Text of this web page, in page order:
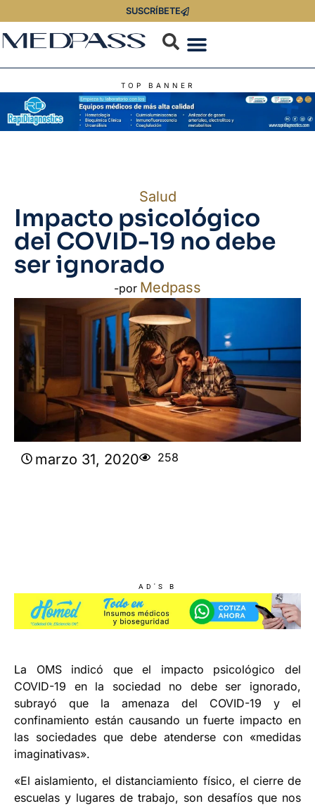
SUSCRÍBETE
TOP BANNER
Salud
Impacto psicológico
del COVID-19 no debe
ser ignorado
-por Medpass
marzo 31, 2020 258
AD'S B
La OMS indicó que el impacto psicológico del
COVID-19 en la sociedad no debe ser ignorado,
subrayó que la amenaza del COVID-19 y el
confinamiento están causando un fuerte impacto en
las sociedades que debe atenderse con «medidas
imaginativas».
«El aislamiento, el distanciamiento físico, el cierre de
escuelas y lugares de trabajo, son desafíos que nos